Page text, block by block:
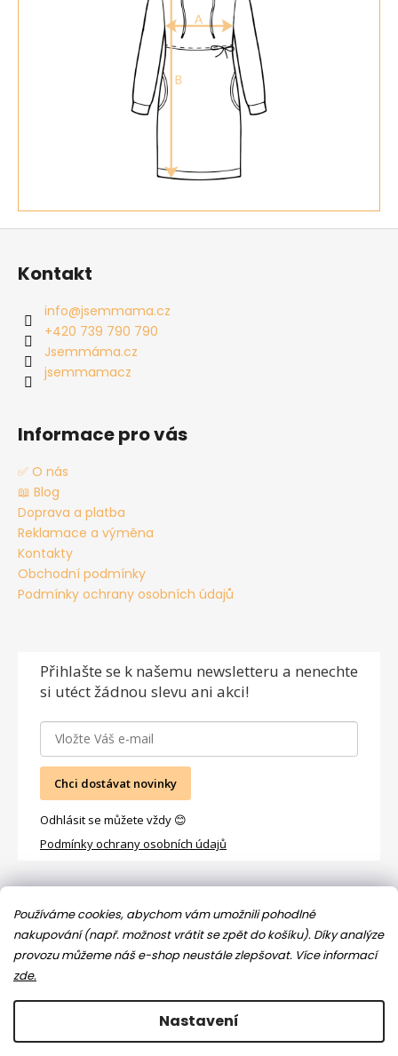
Používáme cookies, abychom vám umožnili pohodlné
nakupování (např. možnost vrátit se zpět do košíku). Díky analýze
provozu můžeme náš e-shop neustále zlepšovat. Více informací
zde.
Nastavení
Kontakt
info@jsemmama.cz
+420 739 790 790
Jsemmáma.cz
jsemmamacz
Informace pro vás
✅ O nás
📖 Blog
Doprava a platba
Reklamace a výměna
Kontakty
Obchodní podmínky
Podmínky ochrany osobních údajů
Přihlašte se k našemu newsletteru a nenechte
si utéct žádnou slevu ani akci!
Chci dostávat novinky
Odhlásit se můžete vždy 😊
Podmínky ochrany osobních údajů
Facebook